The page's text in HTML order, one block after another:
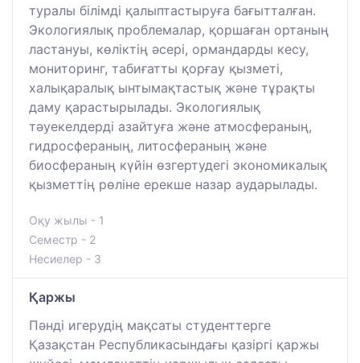
туралы білімді қалыптастыруға бағытталған.
Экологиялық проблемалар, қоршаған ортаның
ластануы, көліктің әсері, ормандарды кесу,
мониторинг, табиғатты қорғау қызметі,
халықаралық ынтымақтастық және тұрақты
даму қарастырылады. Экологиялық
тәуекелдерді азайтуға және атмосфераның,
гидросфераның, литосфераның және
биосфераның күйін өзгертудегі экономикалық
қызметтің рөліне ерекше назар аударылады.
Оқу жылы - 1
Семестр - 2
Несиелер - 3
Қаржы
Пәнді игерудің мақсаты студенттерге
Қазақстан Республикасындағы қазіргі қаржы